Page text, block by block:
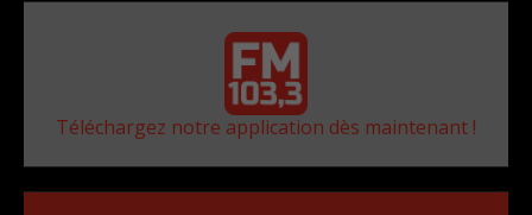
Téléchargez notre application dès maintenant !